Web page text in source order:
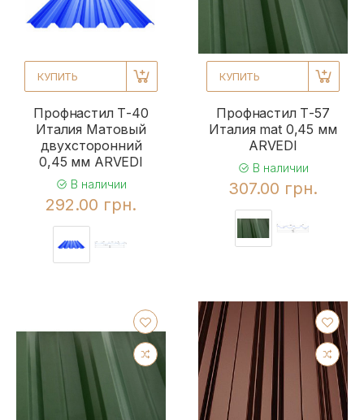
КУПИТЬ
Профнастил Т-40
Италия Матовый
двухсторонний
0,45 мм ARVEDI
В наличии
292.00 грн.
КУПИТЬ
Профнастил Т-57
Италия mat 0,45 мм
ARVEDI
В наличии
307.00 грн.